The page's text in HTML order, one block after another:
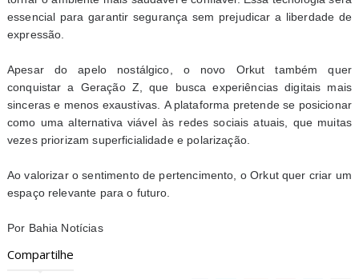
essencial para garantir segurança sem prejudicar a liberdade de
expressão.
Apesar do apelo nostálgico, o novo Orkut também quer
conquistar a Geração Z, que busca experiências digitais mais
sinceras e menos exaustivas. A plataforma pretende se posicionar
como uma alternativa viável às redes sociais atuais, que muitas
vezes priorizam superficialidade e polarização.
Ao valorizar o sentimento de pertencimento, o Orkut quer criar um
espaço relevante para o futuro.
Por Bahia Notícias
Compartilhe